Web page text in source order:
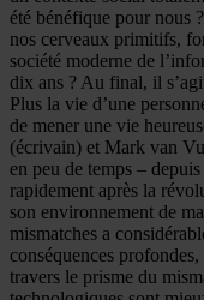
été bénéfique pour nous
nos cerveaux primitifs,
société moderne de
dix ans ? Au final, il
Plus la vie d’une
de mener une vie
(écrivain) et Mark van
en peu de temps –
rapidement après la
son environnement de
mismatches a
conséquences
travers le prisme du